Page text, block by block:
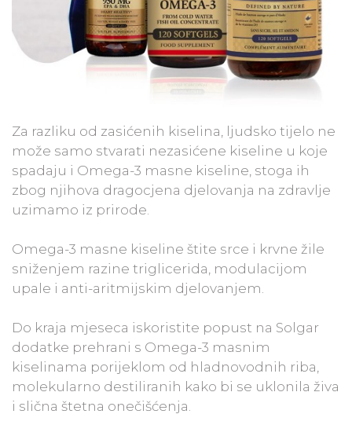
Za razliku od zasićenih kiselina, ljudsko tijelo ne
može samo stvarati nezasićene kiseline u koje
spadaju i Omega-3 masne kiseline, stoga ih
zbog njihova dragocjena djelovanja na zdravlje
uzimamo iz prirode.
Omega-3 masne kiseline štite srce i krvne žile
sniženjem razine triglicerida, modulacijom
upale i anti-aritmijskim djelovanjem.
Do kraja mjeseca iskoristite popust na Solgar
dodatke prehrani s Omega-3 masnim
kiselinama porijeklom od hladnovodnih riba,
molekularno destiliranih kako bi se uklonila živa
i slična štetna onečišćenja.